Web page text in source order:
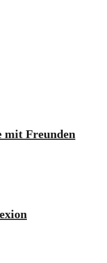
mit Freunden